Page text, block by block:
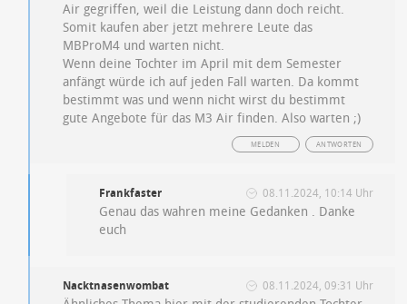
Air gegriffen, weil die Leistung dann doch reicht.
Somit kaufen aber jetzt mehrere Leute das
MBProM4 und warten nicht.
Wenn deine Tochter im April mit dem Semester
anfängt würde ich auf jeden Fall warten. Da kommt
bestimmt was und wenn nicht wirst du bestimmt
gute Angebote für das M3 Air finden. Also warten ;)
ANTWORTEN
MELDEN
Frankfaster 08.11.2024, 10:14 Uhr
Genau das wahren meine Gedanken . Danke
euch
Nacktnasenwombat 08.11.2024, 09:31 Uhr